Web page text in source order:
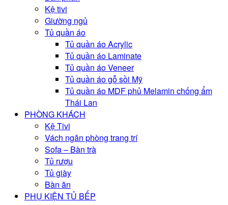
Kệ tivi
Giường ngủ
Tủ quần áo
Tủ quần áo Acrylic
Tủ quần áo Laminate
Tủ quần áo Veneer
Tủ quần áo gỗ sồi Mỹ
Tủ quần áo MDF phủ Melamin chống ẩm
Thái Lan
PHÒNG KHÁCH
Kệ Tivi
Vách ngăn phòng trang trí
Sofa – Bàn trà
Tủ rượu
Tủ giày
Bàn ăn
PHỤ KIỆN TỦ BẾP